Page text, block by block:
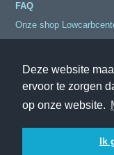
Deze website
ervoor te zorgen
op onze website.
Ik
FAQ
Onze shop
Alles over het
Wat is creatine en wat